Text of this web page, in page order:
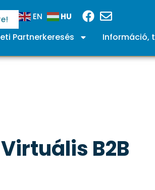
EN HU
Partnerkeresés Információ,
B2B